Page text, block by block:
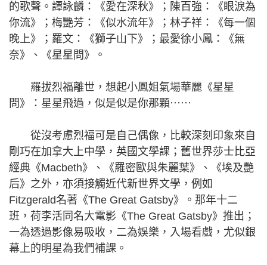
的歌聲。譚詠麟：《愛在深秋》；陳百強：《眼淚為
你流》；梅艷芳：《似水流年》；林子祥：《每一個
晚上》；羅文：《獅子山下》；最愛徐小鳳：《無
奈》、《星星問》。
羅拔烈福離世，想起小鳳姐氣場華麗《星星
問》：星星飛過，似是似是你那顆⋯⋯
從沒考慮烈福可是自己偶像，比較深刻印象來自
剛巧在加拿大上中學，英國文學課；舊世界莎士比亞
經典《Macbeth》、《羅密歐與朱麗葉》、《埃及艷
后》之外，亦須接觸近代新世界文學，例如
Fitzgerald名著《The Great Gatsby》。那年十二
班，荷李活同名大電影《The Great Gatsby》推出；
一為透過影像易吸收，二為娛樂，入場看戲，尤似銀
幕上的明星為我們補課。